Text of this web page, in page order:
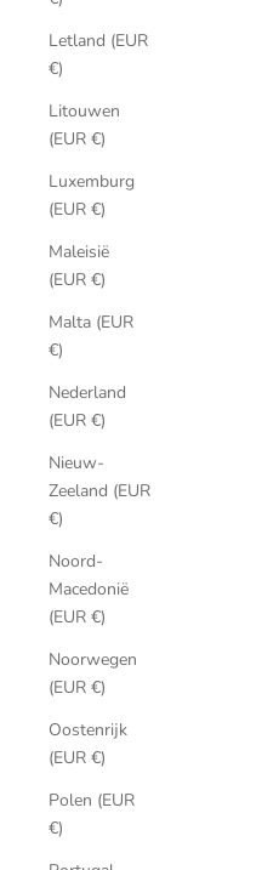
Letland (EUR
€)
Litouwen
(EUR €)
Luxemburg
(EUR €)
Maleisië
(EUR €)
Malta (EUR
€)
Nederland
(EUR €)
Nieuw-
Zeeland (EUR
€)
Noord-
Macedonië
(EUR €)
Noorwegen
(EUR €)
Oostenrijk
(EUR €)
Polen (EUR
€)